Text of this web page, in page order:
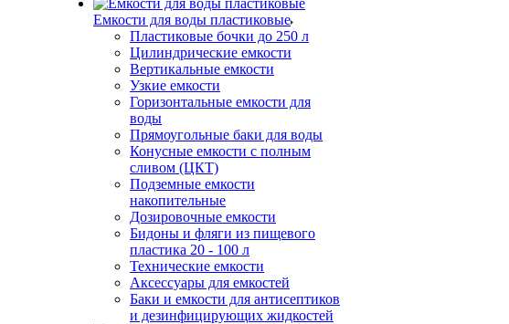
Емкости для воды пластиковые
Пластиковые бочки до 250 л
Цилиндрические емкости
Вертикальные емкости
Узкие емкости
Горизонтальные емкости для
воды
Прямоугольные баки для воды
Конусные емкости с полным
сливом (ЦКТ)
Подземные емкости
накопительные
Дозировочные емкости
Бидоны и фляги из пищевого
пластика 20 - 100 л
Технические емкости
Аксессуары для емкостей
Баки и емкости для антисептиков
и дезинфицирующих жидкостей